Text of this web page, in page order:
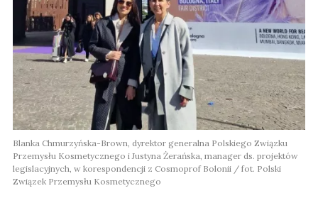
Blanka Chmurzyńska-Brown, dyrektor generalna Polskiego Związku
Przemysłu Kosmetycznego i Justyna Żerańska, manager ds. projektów
legislacyjnych, w korespondencji z Cosmoprof Bolonii / fot. Polski
Związek Przemysłu Kosmetycznego